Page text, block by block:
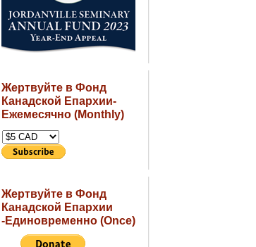
Жертвуйте в Фонд
Канадской Епархии-
Ежемесячно (Monthly)
Жертвуйте в Фонд
Канадской Епархии
-Единовременно (Once)